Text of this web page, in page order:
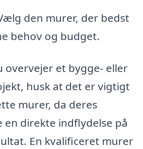
den murer, der bedst
behov og budget.
overvejer et bygge- eller
husk at det er vigtigt
murer, da deres
en direkte indflydelse på
En kvalificeret murer